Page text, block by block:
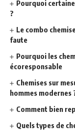
Pourquoi
?
Le combo
faute
Pourquoi les
écoresponsable
Chemises sur
hommes modernes
Comment bien
Quels types de